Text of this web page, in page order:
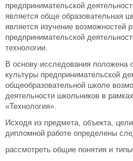
предпринимательской
является обще образовательная
является изучение возможностей
предпринимательской
технологии.
В основу исследования положена
культуры предпринимательской
общеобразовательной школе
деятельности школьников в
«Технология».
Исходя из предмета, объекта,
дипломной работе определены
рассмотреть общие понятия и